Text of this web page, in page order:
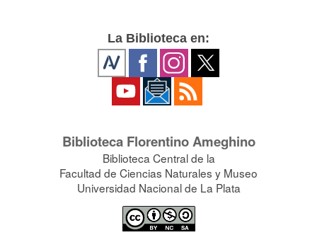
La Biblioteca en:
Biblioteca Florentino Ameghino
Biblioteca Central de la
Facultad de Ciencias Naturales y Museo
Universidad Nacional de La Plata